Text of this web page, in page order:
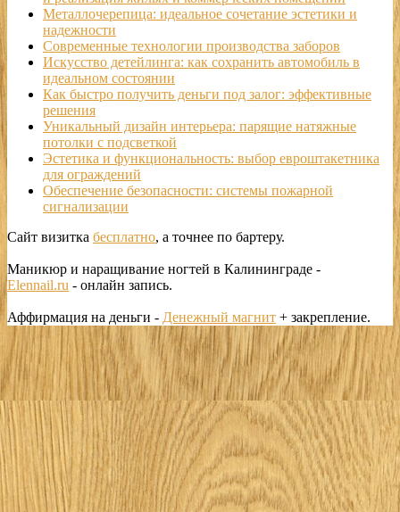
Металлочерепица: идеальное сочетание эстетики и
надежности
Современные технологии производства заборов
Искусство детейлинга: как сохранить автомобиль в
идеальном состоянии
Как быстро получить деньги под залог: эффективные
решения
Уникальный дизайн интерьера: парящие натяжные
потолки с подсветкой
Эстетика и функциональность: выбор евроштакетника
для ограждений
Обеспечение безопасности: системы пожарной
сигнализации
Сайт визитка бесплатно, а точнее по бартеру.
Маникюр и наращивание ногтей в Калининграде -
Elennail.ru - онлайн запись.
Аффирмация на деньги - Денежный магнит + закрепление.